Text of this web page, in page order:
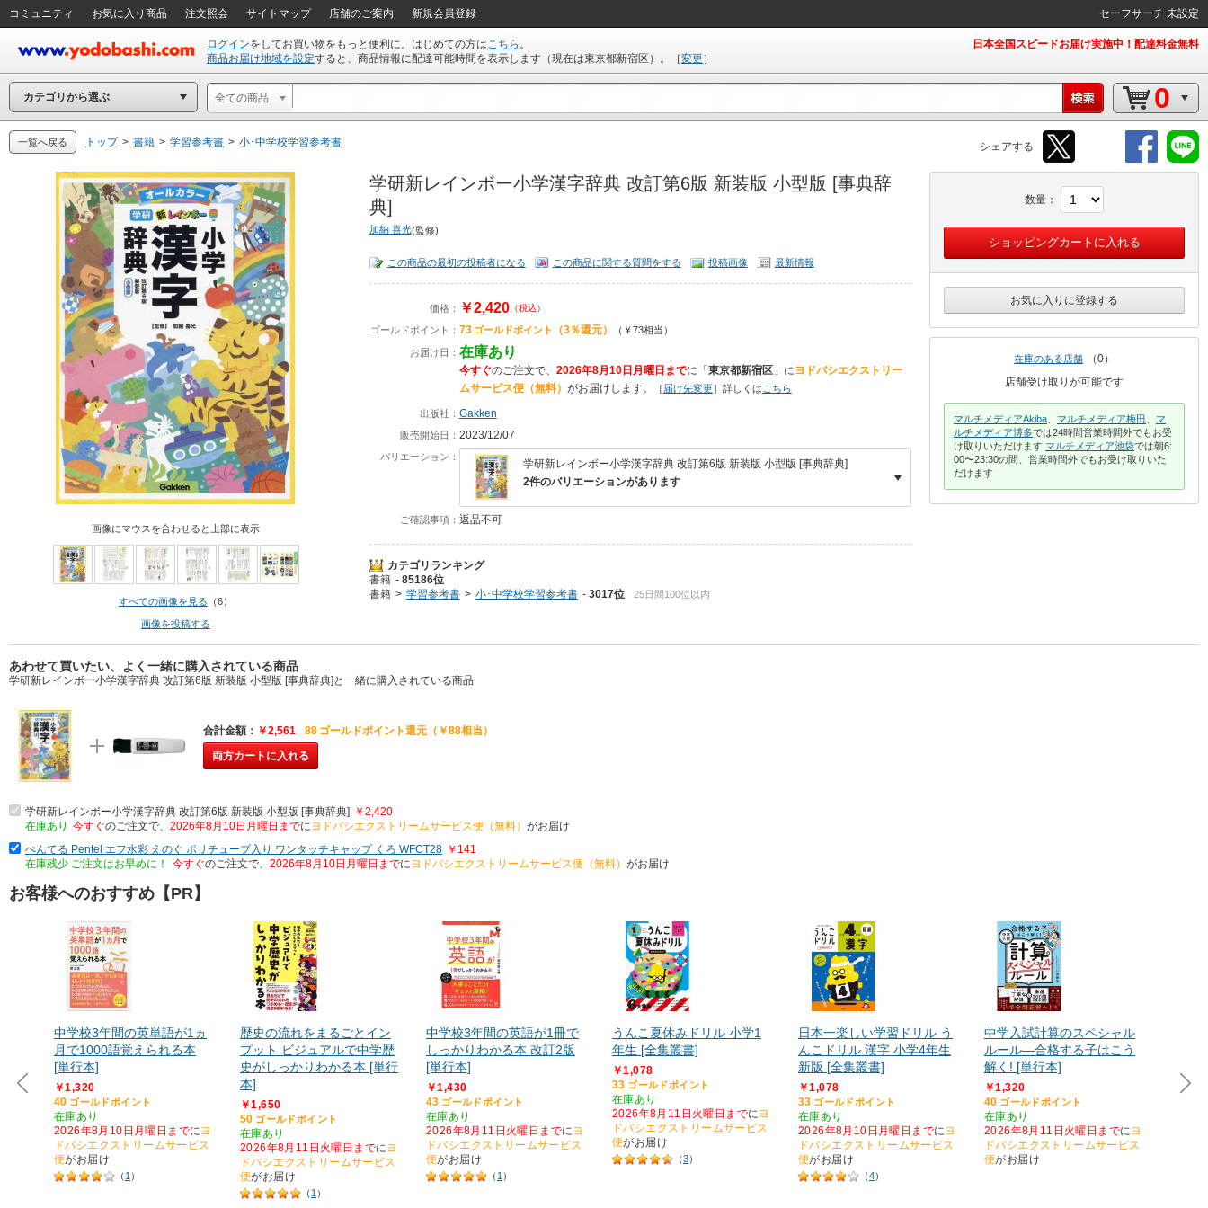
コミュニティ お気に入り商品 注文照会 サイトマップ 店舗のご案内 新規会員登録 セーフサーチ 未設定
ログインをしてお買い物をもっと便利に。はじめての方はこちら 。
商品お届け地域を設定すると、商品情報に配達可能時間を表示します（現在は東京都新宿区 ）。 ［変更］
日本全国スピードお届け実施中！配達料金無料
カテゴリから選ぶ 全ての商品 0
シェアする
一覧へ戻る トップ > 書籍 > 学習参考書 > 小･中学校学習参考書
画像にマウスを合わせると上部に表示
すべての画像を見る （6）
画像を投稿する
学研新レインボー小学漢字辞典 改訂第6版 新装版 小型版 [事典辞
典]
加納 喜光(監修)
この商品の最初の投稿者になる この商品に関する質問をする 投稿画像 最新情報
価格： ￥2,420（税込）
ゴールドポイント： 73 ゴールドポイント （3％還元） （￥73相当）
お届け日： 在庫あり
今すぐのご注文で、 2026年8月10日月曜日までに 「東京都新宿区」にヨドバシエクストリー
ムサービス便（無料） がお届けします。 ［届け先変更］詳しくは こちら
出版社： Gakken
販売開始日： 2023/12/07
バリエーション：
学研新レインボー小学漢字辞典 改訂第6版 新装版 小型版 [事典辞典]
2件のバリエーションがあります
ご確認事項： 返品不可
カテゴリランキング
書籍
85186位
書籍
学習参考書 小･中学校学習参考書 3017位 25日間100位以内
数量
ショッピングカートに入れる
お気に入りに登録する
在庫のある店舗
0
店舗受け取りが可能です
マルチメディアAkiba マルチメディア梅田
マ
ルチメディア博多では24時間営業時間外でもお受
け取りいただけます マルチメディア池袋では朝6:
00〜23:30の間、営業時間外でもお受け取りいた
だけます
あわせて買いたい、よく一緒に購入されている商品
学研新レインボー小学漢字辞典 改訂第6版 新装版 小型版 [事典辞典]と一緒に購入されている商品
合計金額 ￥2,561 88 ゴールドポイント還元（￥88相当）
両方カートに入れる
学研新レインボー小学漢字辞典 改訂第6版 新装版 小型版 [事典辞典]
￥2,420
在庫あり 今すぐのご注文で、 2026年8月10日月曜日までにヨドバシエクストリームサービス便（無料） がお届け
ぺんてる Pentel エフ水彩 えのぐ ポリチューブ入り ワンタッチキャップ くろ WFCT28 ￥141
在庫残少 ご注文はお早めに！
今すぐのご注文で、 2026年8月10日月曜日までにヨドバシエクストリームサービス便（無料） がお届け
お客様へのおすすめ【PR】
中学校3年間の英単語が1ヵ
月で1000語覚えられる本
[単行本]
￥1,320
40 ゴールドポイント
在庫あり
2026年8月10日月曜日までにヨ
ドバシエクストリームサービス
便がお届け
（ 1 ）
歴史の流れをまるごとイン
プット ビジュアルで中学歴
史がしっかりわかる本 [単行
本]
￥1,650
50 ゴールドポイント
在庫あり
2026年8月11日火曜日までにヨ
ドバシエクストリームサービス
便がお届け
（ 1 ）
中学校3年間の英語が1冊で
しっかりわかる本 改訂2版
[単行本]
￥1,430
43 ゴールドポイント
在庫あり
2026年8月11日火曜日までにヨ
ドバシエクストリームサービス
便がお届け
（ 1 ）
うんこ夏休みドリル 小学1
年生 [全集叢書]
￥1,078
33 ゴールドポイント
在庫あり
2026年8月11日火曜日までにヨ
ドバシエクストリームサービス
便がお届け
（3）
日本一楽しい学習ドリル う
んこドリル 漢字 小学4年生
新版 [全集叢書]
￥1,078
33 ゴールドポイント
在庫あり
2026年8月10日月曜日までにヨ
ドバシエクストリームサービス
便がお届け
（4）
中学入試計算のスペシャル
ルール―合格する子はこう
解く! [単行本]
￥1,320
40 ゴールドポイント
在庫あり
2026年8月11日火曜日までにヨ
ドバシエクストリームサービス
便がお届け
￥